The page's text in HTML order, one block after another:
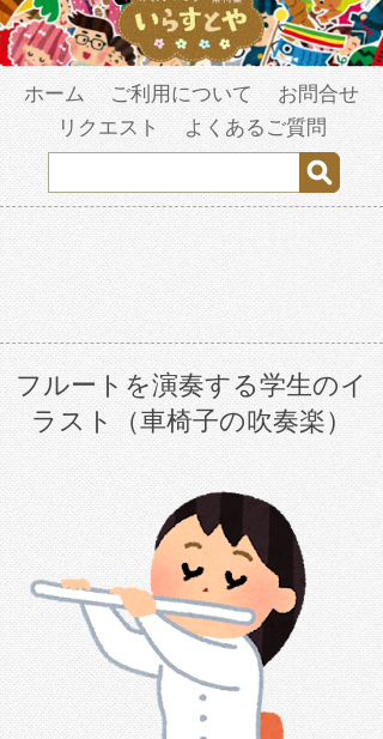
ホーム ご利用について
お問合せ
リクエスト
よくあるご質問
フルートを演奏する学生のイ
ラスト（車椅子の吹奏楽）